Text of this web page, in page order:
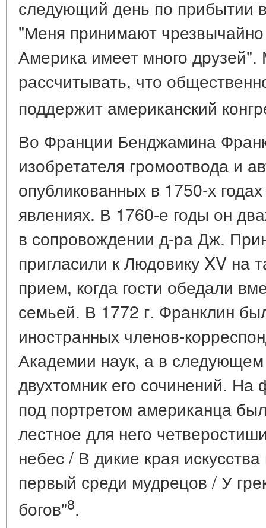
следующий день по прибытии
"Меня принимают
Америка имеет много
рассчитывать, что
поддержит американский
Во Франции Бенджамина
изобретателя громоотвода и
опубликованных в 1750-х
явлениях. В 1760-е годы он
в сопровождении д-ра Дж.
пригласили к Людовику XV на
прием, когда гости обедали
семьей. В 1772 г. Франклин
иностранных членов-
Академии наук, а в
двухтомник его сочинений. На
под портретом американца
лестное для него
небес / В дикие края
первый среди мудрецов / У
богов"8.